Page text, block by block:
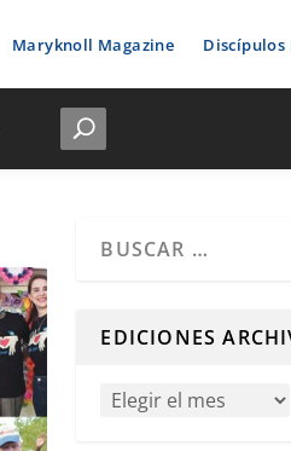
Maryknoll Magazine Discípulos
EDICIONES